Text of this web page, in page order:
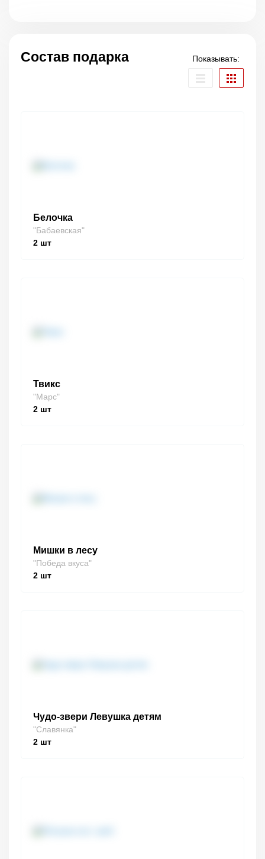
Состав подарка Показывать:
Белочка
"Бабаевская"
2 шт
Твикс
"Марс"
2 шт
Мишки в лесу
"Победа вкуса"
2 шт
Чудо-звери Левушка детям
"Славянка"
2 шт